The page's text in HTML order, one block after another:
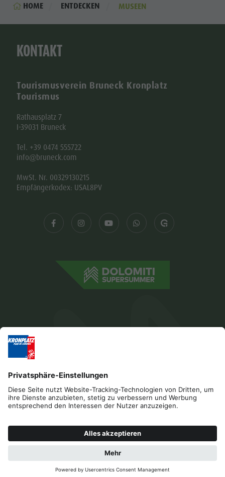
HOME ENTDECKEN MUSEEN
KONTAKT
Tourismusverein Bruneck Kronplatz
Tourismus
Rathausplatz 7
I-39031 Bruneck
Tel. +39 0474 555722
info@bruneck.com
MwSt. Nr. 00329130215
Empfängerkodex: USAL8PV
Impressum Datenschutz
Barrierefreiheitserklärung
Kontakt
Cookies